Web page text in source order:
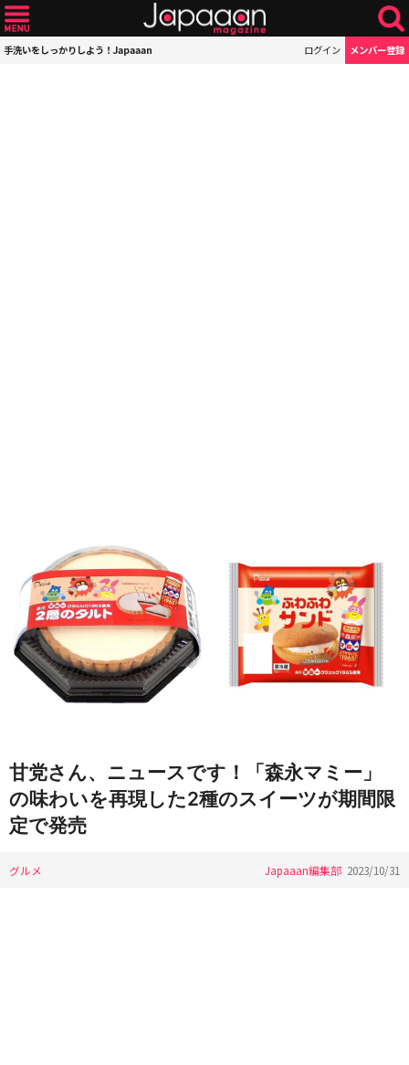
手洗いをしっかりしよう！Japaaan ログイン メンバー登録
甘党さん、ニュースです！「森永マミー」
の味わいを再現した2種のスイーツが期間限
定で発売
グルメ Japaaan編集部 2023/10/31